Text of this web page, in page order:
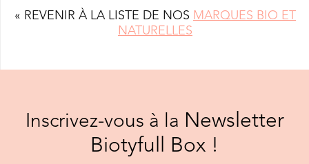
« REVENIR À LA LISTE DE NOS MARQUES BIO ET
NATURELLES
Inscrivez-vous à la Newsletter
Biotyfull Box !